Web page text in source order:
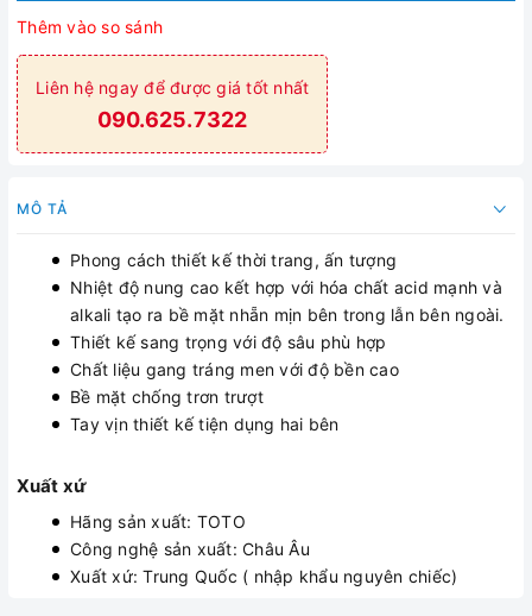
Thêm vào so sánh
Liên hệ ngay để được giá tốt nhất
090.625.7322
MÔ TẢ
Phong cách thiết kế thời trang, ấn tượng
Nhiệt độ nung cao kết hợp với hóa chất acid mạnh và
alkali tạo ra bề mặt nhẵn mịn bên trong lẫn bên ngoài.
Thiết kế sang trọng với độ sâu phù hợp
Chất liệu gang tráng men với độ bền cao
Bề mặt chống trơn trượt
Tay vịn thiết kế tiện dụng hai bên
Xuất xứ
Hãng sản xuất: TOTO
Công nghệ sản xuất: Châu Âu
Xuất xứ: Trung Quốc ( nhập khẩu nguyên chiếc)